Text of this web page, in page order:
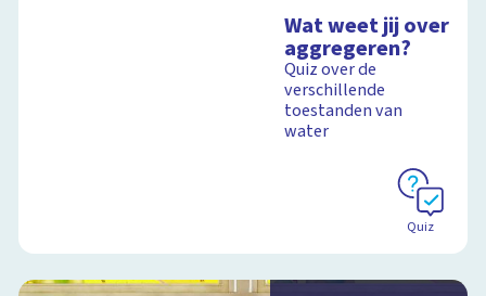
Wat weet jij over
aggregeren?
Quiz over de
verschillende
toestanden van
water
Quiz